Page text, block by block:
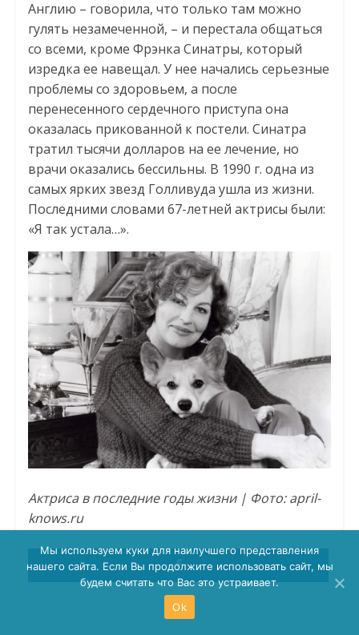
Англию – говорила, что только там можно
гулять незамеченной, – и перестала общаться
со всеми, кроме Фрэнка Синатры, который
изредка ее навещал. У нее начались серьезные
проблемы со здоровьем, а после
перенесенного сердечного приступа она
оказалась прикованной к постели. Синатра
тратил тысячи долларов на ее лечение, но
врачи оказались бессильны. В 1990 г. одна из
самых ярких звезд Голливуда ушла из жизни.
Последними словами 67-летней актрисы были:
«Я так устала…».
Актриса в последние годы жизни | Фото: april-
knows.ru
Мы используем куки для наилучшего представления
нашего сайта. Если Вы продолжите использовать сайт, мы
будем считать что Вас это устраивает.
Ok